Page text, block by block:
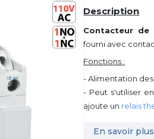
Description
Contacteur de
fourni avec
Fonctions :
- Alimentation
- Peut s'utiliser
ajoute un relais
En savoir plus